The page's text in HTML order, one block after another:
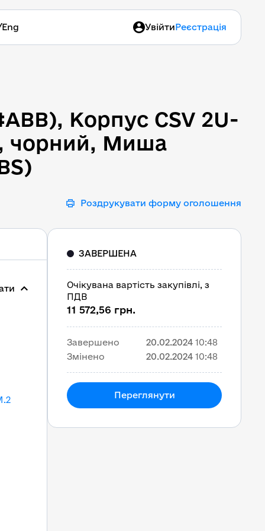
Eng УвійтиРеєстрація
Корпус CSV 2U-
чорний, Миша
Роздрукувати форму оголошення
ЗАВЕРШЕНА
Очікувана вартість закупівлі, з
ПДВ
11 572,56 грн.
Завершено 20.02.2024 10:48
Змінено
20.02.2024 10:48
Переглянути